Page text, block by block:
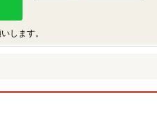
します。